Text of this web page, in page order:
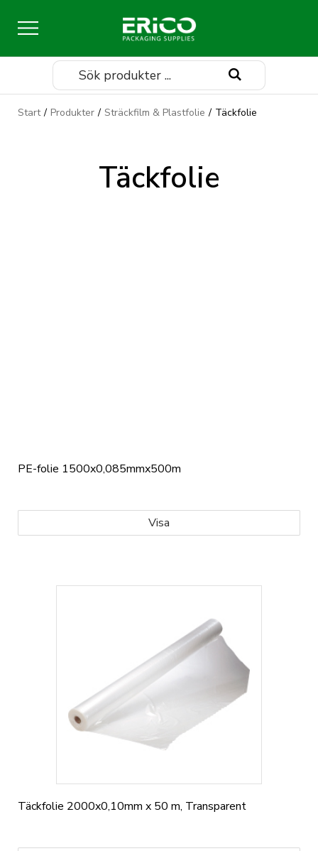
Start / Produkter / Sträckfilm & Plastfolie / Täckfolie
Täckfolie
PE-folie 1500x0,085mmx500m
Visa
Täckfolie 2000x0,10mm x 50 m, Transparent